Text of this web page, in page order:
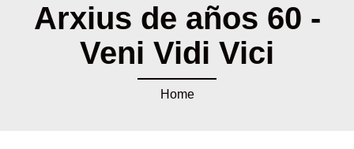
Arxius de años 60 -
Veni Vidi Vici
Home